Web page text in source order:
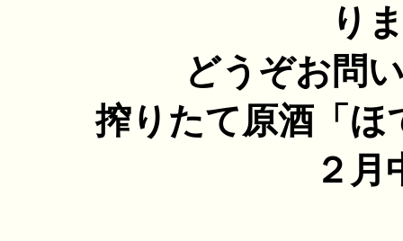
り
どうぞお問
搾りたて原酒「ほ
２月